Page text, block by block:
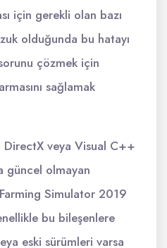
için gerekli olan bazı
olduğunda bu hatayı
çözmek için
sağlamak
DirectX veya Visual C++
güncel olmayan
Simulator 2019
bu bileşenlere
eski sürümleri varsa